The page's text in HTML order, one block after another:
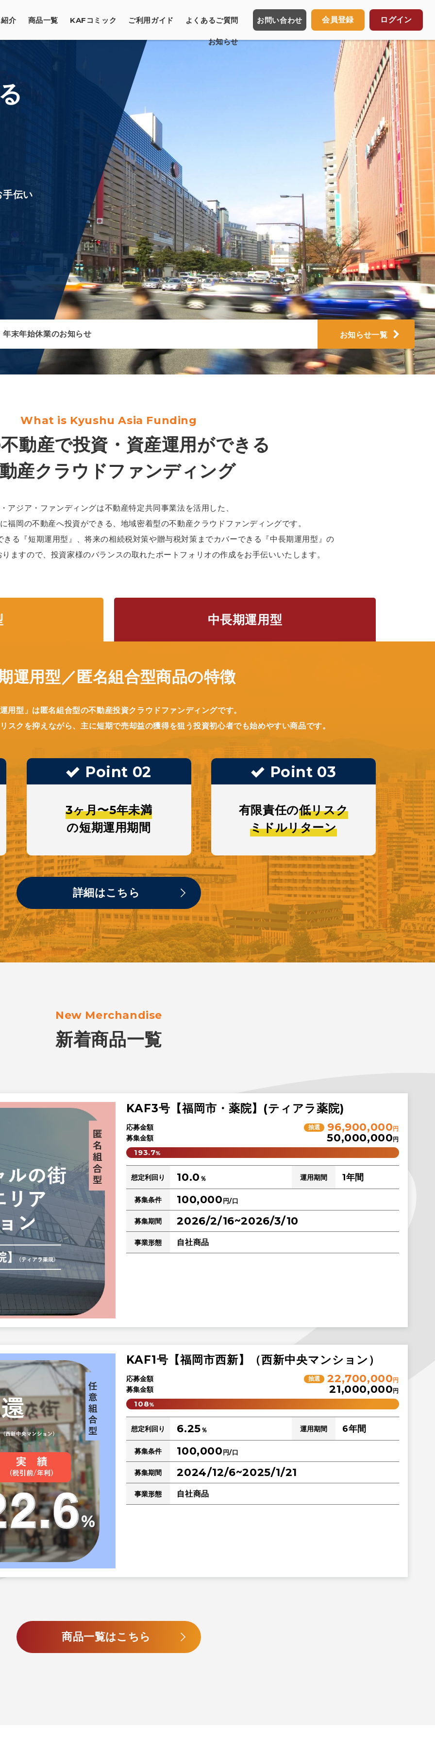
お問い合わせ 会員登録 ログイン
介 商品一覧 KAFコミック ご利用ガイド
ご利用の流れ
キャンセル・クーリングオフ地位譲渡の取扱いについて
よくあるご質問
お知らせ
手伝い
年末年始休業のお知らせ
3号商品「KAF3号【福岡市 薬院】(ティアラ薬院)」募集開始のお知らせ
確定申告に関するお知らせ
年末年始休業のお知らせ
確定申告に関するお知らせ
年末年始休業のお知らせ
お知らせ一覧
What is Kyushu Asia Funding
動産で投資・資産運用ができる
産クラウドファンディング
アジア・ファンディングは不動産特定共同事業法を活用した、
福岡の不動産へ投資ができる、地域密着型の不動産クラウドファンディングです。
る『短期運用型』、将来の相続税対策や贈与税対策までカバーできる『中長期運用型』の
ますので、投資家様のバランスの取れたポートフォリオの作成をお手伝いいたします。
中長期運用型
運用型／ 匿名組合型商品の特徴
用型」は匿名組合型の不動産投資クラウドファンディングです。
スクを抑えながら、主に短期で売却益の獲得を狙う投資初心者でも始めやすい商品です。
Point 02
3ヶ月〜5年未満
の短期運用期間
Point 03
有限責任の低リスク
ミドルリターン
詳細はこちら
Point 02
通常の不動産投資よりも
厳選された対象不動産
Point 03
暦年課税による
生前贈与に適した
1口10万円の出資単位
詳細はこちら
New Merchandise
新着商品一覧
KAF3号【福岡市・薬院】(ティアラ薬院)
応募金額 抽選 96,900,000円
募集金額 50,000,000円
193.7%
想定利回り 10.0 ％ 運用期間 1年間
募集条件 100,000円/口
募集期間 2026/2/16~2026/3/10
事業形態 自社商品
KAF1号【福岡市西新】（西新中央マンション）
応募金額 抽選 22,700,000円
募集金額 21,000,000円
108%
想定利回り 6.25％ 運用期間 6年間
募集条件 100,000円/口
募集期間 2024/12/6~2025/1/21
事業形態 自社商品
商品一覧はこちら